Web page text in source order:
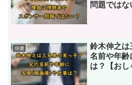
問題ではな
俳優
鈴木伸之は
名前や年齢
は？【おし